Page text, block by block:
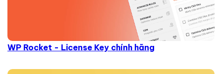
WP Rocket - License Key chính hãng